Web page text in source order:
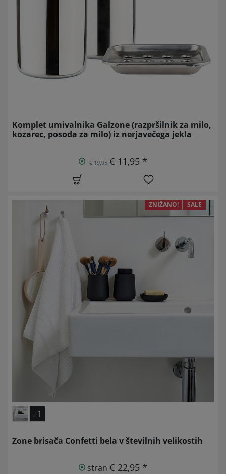
Komplet umivalnika Galzone (razpršilnik za milo,
kozarec, posoda za milo) iz nerjavečega jekla
€ 19,95 € 11,95 *
ZNIŽANO! SALE
+1
Zone brisača Confetti bela v številnih velikostih
stran€ 22,95 *